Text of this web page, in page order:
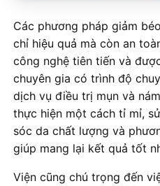
Các phương pháp giảm
chỉ hiệu quả mà còn an
công nghệ tiên tiến và
chuyên gia có trình độ
dịch vụ điều trị mụn và
thực hiện một cách tỉ mỉ,
sóc da chất lượng và
giúp mang lại kết quả tốt
Viện cũng chú trọng đến